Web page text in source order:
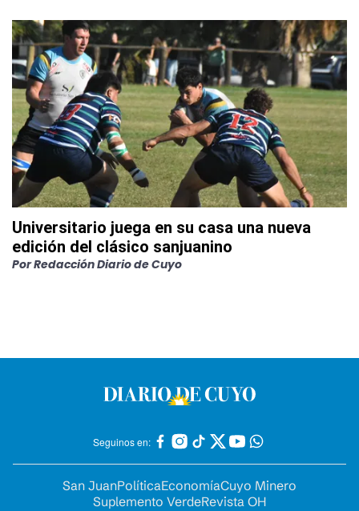
Universitario juega en su casa una nueva
edición del clásico sanjuanino
PorRedacción Diario de Cuyo
Seguinos en:
San JuanPolíticaEconomíaCuyo Minero
Suplemento VerdeRevista OH